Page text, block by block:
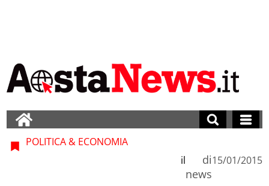
POLITICA & ECONOMIA
di
news
il 15/01/2015